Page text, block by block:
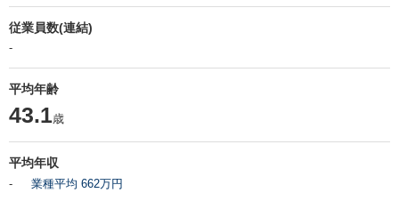
従業員数(連結)
-
平均年齢
43.1歳
平均年収
- 業種平均 662万円